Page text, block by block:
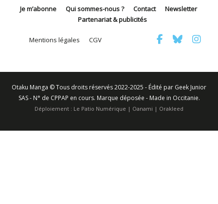
Je m’abonne Qui sommes-nous ? Contact
Newsletter
Partenariat & publicités
Mentions légales CGV
Otaku Manga © Tous droits réservés 2022-2025 - Édité par Geek Junior
SAS - N° de CPPAP en cours. Marque déposée - Made in Occitanie.
Déploiement : Le Patio Numérique | Oanami | Orakleed